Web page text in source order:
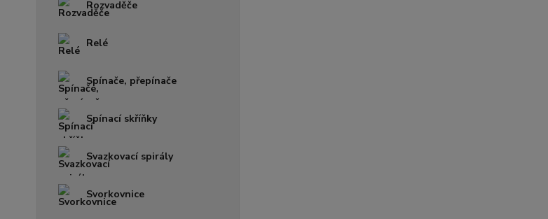
Rozvaděče
Relé
Spínače, přepínače
Spínací skříňky
Svazkovací spirály
Svorkovnice